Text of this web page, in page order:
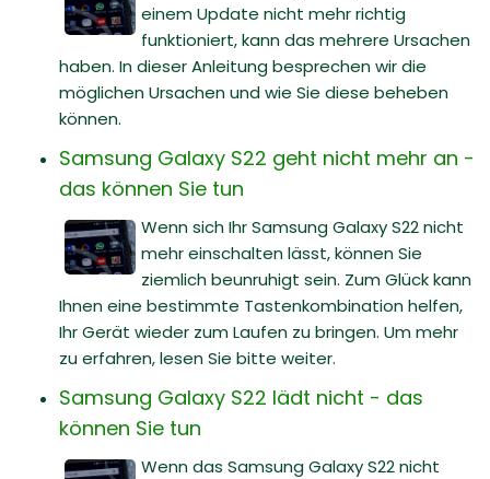
einem Update nicht mehr richtig
funktioniert, kann das mehrere Ursachen
haben. In dieser Anleitung besprechen wir die
möglichen Ursachen und wie Sie diese beheben
können.
Samsung Galaxy S22 geht nicht mehr an -
das können Sie tun
Wenn sich Ihr Samsung Galaxy S22 nicht
mehr einschalten lässt, können Sie
ziemlich beunruhigt sein. Zum Glück kann
Ihnen eine bestimmte Tastenkombination helfen,
Ihr Gerät wieder zum Laufen zu bringen. Um mehr
zu erfahren, lesen Sie bitte weiter.
Samsung Galaxy S22 lädt nicht - das
können Sie tun
Wenn das Samsung Galaxy S22 nicht